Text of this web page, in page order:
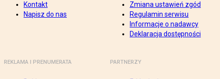
Kontakt
Napisz do nas
Zmiana ustawień zgód
Regulamin serwisu
Informacje o nadawcy
Deklaracja dostępności
REKLAMA I PRENUMERATA PARTNERZY